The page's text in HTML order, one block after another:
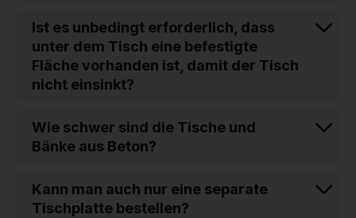
Ist es unbedingt erforderlich, dass
unter dem Tisch eine befestigte
Fläche vorhanden ist, damit der Tisch
nicht einsinkt?
Wie schwer sind die Tische und
Bänke aus Beton?
Kann man auch nur eine separate
Tischplatte bestellen?